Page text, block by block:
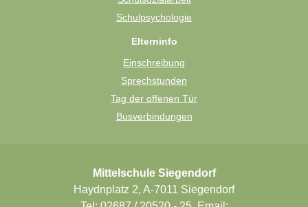
Schulpsychologie
Elterninfo
Einschreibung
Sprechstunden
Tag der offenen Tür
Busverbindungen
Mittelschule Siegendorf
Haydnplatz 2, A-7011 Siegendorf